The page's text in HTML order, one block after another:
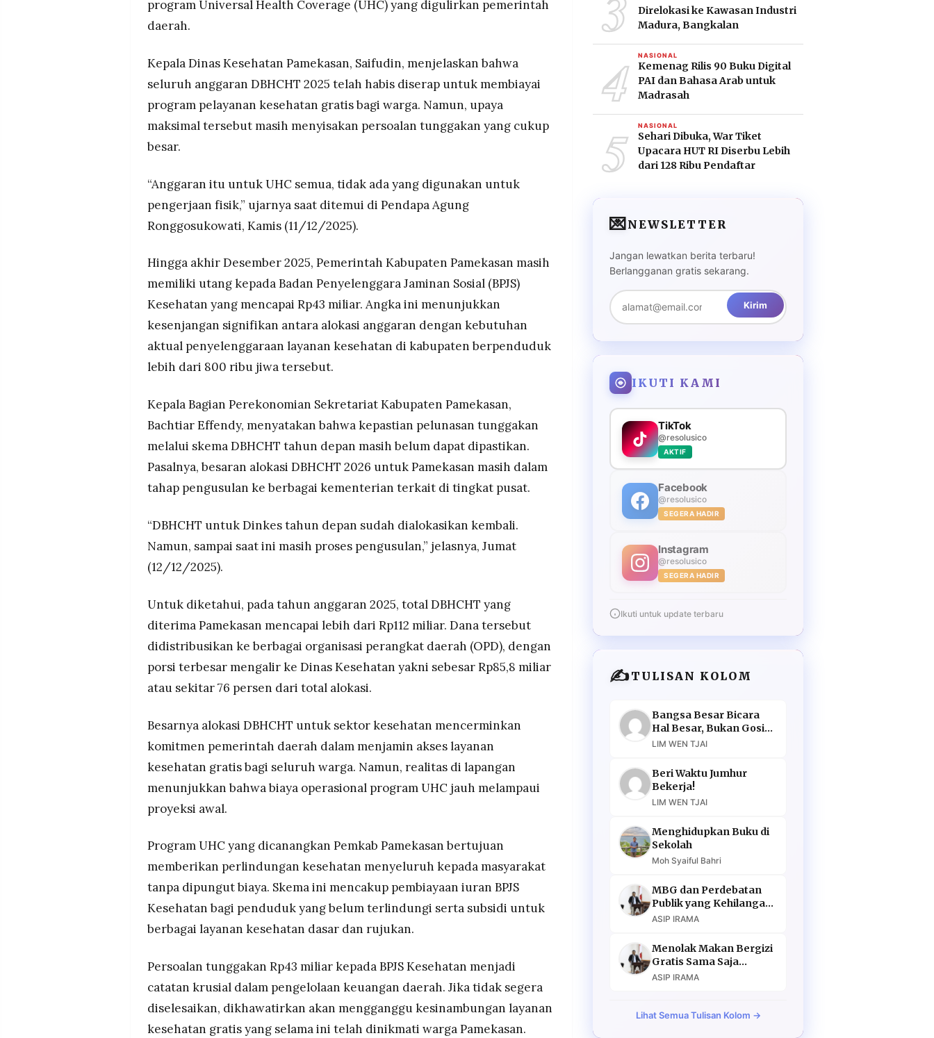
program Universal Health Coverage (UHC) yang digulirkan pemerintah
daerah.
Kepala Dinas Kesehatan Pamekasan, Saifudin, menjelaskan bahwa
seluruh anggaran DBHCHT 2025 telah habis diserap untuk membiayai
program pelayanan kesehatan gratis bagi warga. Namun, upaya
maksimal tersebut masih menyisakan persoalan tunggakan yang cukup
besar.
“Anggaran itu untuk UHC semua, tidak ada yang digunakan untuk
pengerjaan fisik,” ujarnya saat ditemui di Pendapa Agung
Ronggosukowati, Kamis (11/12/2025).
Hingga akhir Desember 2025, Pemerintah Kabupaten Pamekasan masih
memiliki utang kepada Badan Penyelenggara Jaminan Sosial (BPJS)
Kesehatan yang mencapai Rp43 miliar. Angka ini menunjukkan
kesenjangan signifikan antara alokasi anggaran dengan kebutuhan
aktual penyelenggaraan layanan kesehatan di kabupaten berpenduduk
lebih dari 800 ribu jiwa tersebut.
Kepala Bagian Perekonomian Sekretariat Kabupaten Pamekasan,
Bachtiar Effendy, menyatakan bahwa kepastian pelunasan tunggakan
melalui skema DBHCHT tahun depan masih belum dapat dipastikan.
Pasalnya, besaran alokasi DBHCHT 2026 untuk Pamekasan masih dalam
tahap pengusulan ke berbagai kementerian terkait di tingkat pusat.
“DBHCHT untuk Dinkes tahun depan sudah dialokasikan kembali.
Namun, sampai saat ini masih proses pengusulan,” jelasnya, Jumat
(12/12/2025).
Untuk diketahui, pada tahun anggaran 2025, total DBHCHT yang
diterima Pamekasan mencapai lebih dari Rp112 miliar. Dana tersebut
didistribusikan ke berbagai organisasi perangkat daerah (OPD), dengan
porsi terbesar mengalir ke Dinas Kesehatan yakni sebesar Rp85,8 miliar
atau sekitar 76 persen dari total alokasi.
Besarnya alokasi DBHCHT untuk sektor kesehatan mencerminkan
komitmen pemerintah daerah dalam menjamin akses layanan
kesehatan gratis bagi seluruh warga. Namun, realitas di lapangan
menunjukkan bahwa biaya operasional program UHC jauh melampaui
proyeksi awal.
Program UHC yang dicanangkan Pemkab Pamekasan bertujuan
memberikan perlindungan kesehatan menyeluruh kepada masyarakat
tanpa dipungut biaya. Skema ini mencakup pembiayaan iuran BPJS
Kesehatan bagi penduduk yang belum terlindungi serta subsidi untuk
berbagai layanan kesehatan dasar dan rujukan.
Persoalan tunggakan Rp43 miliar kepada BPJS Kesehatan menjadi
catatan krusial dalam pengelolaan keuangan daerah. Jika tidak segera
diselesaikan, dikhawatirkan akan mengganggu kesinambungan layanan
kesehatan gratis yang selama ini telah dinikmati warga Pamekasan.
Direlokasi ke Kawasan Industri
Madura, Bangkalan
4 NASIONAL
Kemenag Rilis 90 Buku Digital
PAI dan Bahasa Arab untuk
Madrasah
5 NASIONAL
Sehari Dibuka, War Tiket
Upacara HUT RI Diserbu Lebih
dari 128 Ribu Pendaftar
💌NEWSLETTER
Jangan lewatkan berita terbaru!
Berlangganan gratis sekarang.
Kirim
IKUTI KAMI
TikTok
@resolusico
AKTIF
Facebook
@resolusico
SEGERA HADIR
Instagram
@resolusico
SEGERA HADIR
Ikuti untuk update terbaru
✍️TULISAN KOLOM
Bangsa Besar Bicara
Hal Besar, Bukan Gosip
Murahan
LIM WEN TJAI
Beri Waktu Jumhur
Bekerja!
LIM WEN TJAI
Menghidupkan Buku di
Sekolah
Moh Syaiful Bahri
MBG dan Perdebatan
Publik yang Kehilangan
Argumen
ASIP IRAMA
Menolak Makan Bergizi
Gratis Sama Saja
Menolak Masa Depan
ASIP IRAMA
Lihat Semua Tulisan Kolom →